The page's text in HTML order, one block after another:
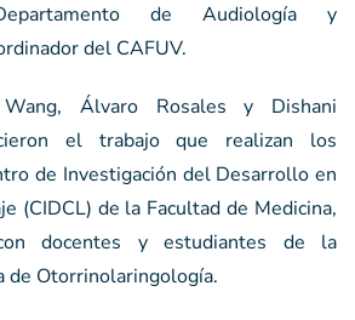
de Audiología y
del CAFUV.
Wang, Álvaro Rosales y Dishani
el trabajo que realizan los
de Investigación del Desarrollo en
(CIDCL) de la Facultad de Medicina,
docentes y estudiantes de la
de Otorrinolaringología.